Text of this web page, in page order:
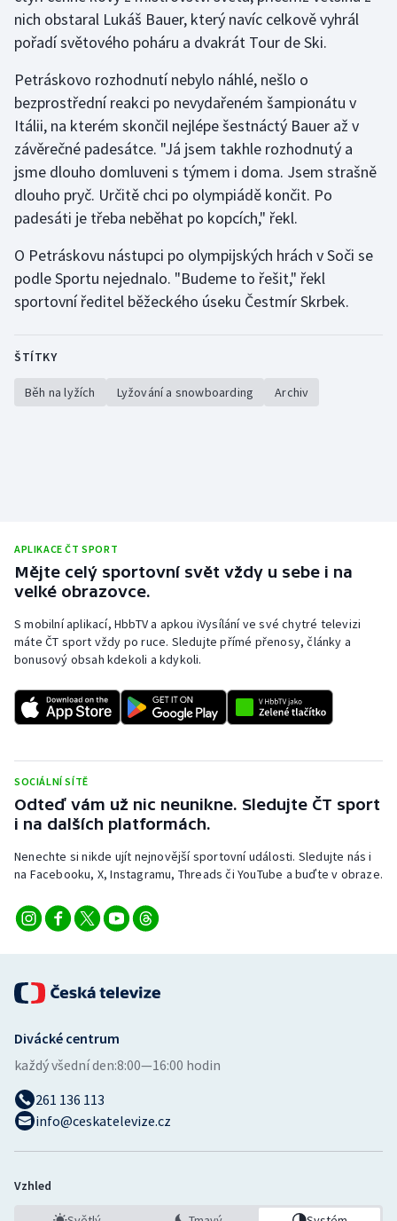
Golf
Gymnastika
Házená
Jezdectví
Judo
Lezení
Plážový volejbal
Ragby
Rychlobruslení
Rychlostní kanoistika
Sportovní střelba
Triatlon
Veslování
Volejbal
Ostatní
nich obstaral Lukáš Bauer, který navíc celkově vyhrál
pořadí světového poháru a dvakrát Tour de Ski.
Petráskovo rozhodnutí nebylo náhlé, nešlo o
bezprostřední reakci po nevydařeném šampionátu v
Itálii, na kterém skončil nejlépe šestnáctý Bauer až v
závěrečné padesátce. "Já jsem takhle rozhodnutý a
jsme dlouho domluveni s týmem i doma. Jsem strašně
dlouho pryč. Určitě chci po olympiádě končit. Po
padesáti je třeba neběhat po kopcích," řekl.
O Petráskovu nástupci po olympijských hrách v Soči se
podle Sportu nejednalo. "Budeme to řešit," řekl
sportovní ředitel běžeckého úseku Čestmír Skrbek.
ŠTÍTKY
Běh na lyžích Lyžování a snowboarding Archiv
APLIKACE ČT SPORT
Mějte celý sportovní svět vždy u sebe i na
velké obrazovce.
S mobilní aplikací, HbbTV a apkou iVysílání ve své chytré televizi
máte ČT sport vždy po ruce. Sledujte přímé přenosy, články a
bonusový obsah kdekoli a kdykoli.
SOCIÁLNÍ SÍTĚ
Odteď vám už nic neunikne. Sledujte ČT sport
i na dalších platformách.
Nenechte si nikde ujít nejnovější sportovní události. Sledujte nás i
na Facebooku, X, Instagramu, Threads či YouTube a buďte v obraze.
Divácké centrum
každý všední den:8:00—16:00 hodin
261 136 113
info@ceskatelevize.cz
Vzhled